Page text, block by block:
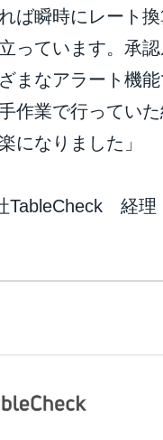
ば瞬時にレート
っています。承
まなアラート機
作業で行ってい
になりました」
TableCheck 経